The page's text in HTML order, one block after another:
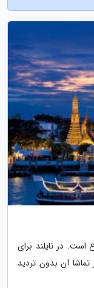
است. در تایلند برای
آن بدون تردید